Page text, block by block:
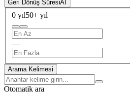
Geri Dönüş SüresiAI
0 yıl50+ yıl
—
Arama Kelimesi
Otomatik ara